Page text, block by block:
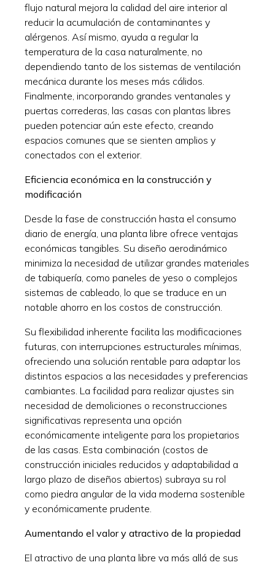
flujo natural mejora la calidad del aire interior al
reducir la acumulación de contaminantes y
alérgenos. Así mismo, ayuda a regular la
temperatura de la casa naturalmente, no
dependiendo tanto de los sistemas de ventilación
mecánica durante los meses más cálidos.
Finalmente, incorporando grandes ventanales y
puertas correderas, las casas con plantas libres
pueden potenciar aún este efecto, creando
espacios comunes que se sienten amplios y
conectados con el exterior.
Eficiencia económica en la construcción y
modificación
Desde la fase de construcción hasta el consumo
diario de energía, una planta libre ofrece ventajas
económicas tangibles. Su diseño aerodinámico
minimiza la necesidad de utilizar grandes materiales
de tabiquería, como paneles de yeso o complejos
sistemas de cableado, lo que se traduce en un
notable ahorro en los costos de construcción.
Su flexibilidad inherente facilita las modificaciones
futuras, con interrupciones estructurales mínimas,
ofreciendo una solución rentable para adaptar los
distintos espacios a las necesidades y preferencias
cambiantes. La facilidad para realizar ajustes sin
necesidad de demoliciones o reconstrucciones
significativas representa una opción
económicamente inteligente para los propietarios
de las casas. Esta combinación (costos de
construcción iniciales reducidos y adaptabilidad a
largo plazo de diseños abiertos) subraya su rol
como piedra angular de la vida moderna sostenible
y económicamente prudente.
Aumentando el valor y atractivo de la propiedad
El atractivo de una planta libre va más allá de sus